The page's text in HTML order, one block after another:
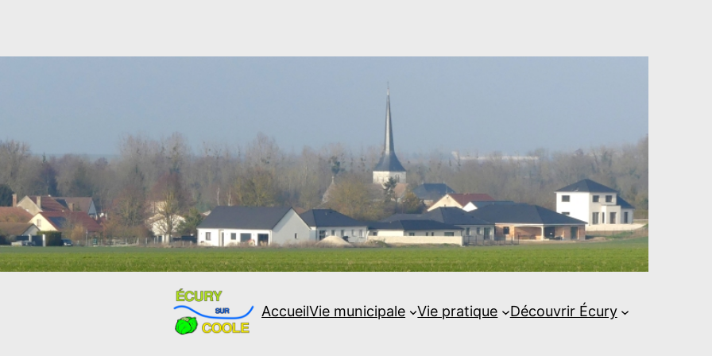
AccueilVie municipale Vie pratique Découvrir Écury